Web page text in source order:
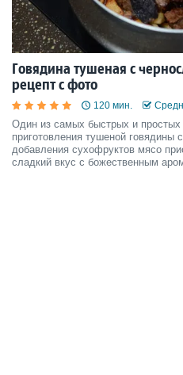
Говядина тушеная с
рецепт с фото
120 мин.
Один из самых быстрых и
приготовления тушеной говядины
добавления сухофруктов мясо
сладкий вкус с божественным